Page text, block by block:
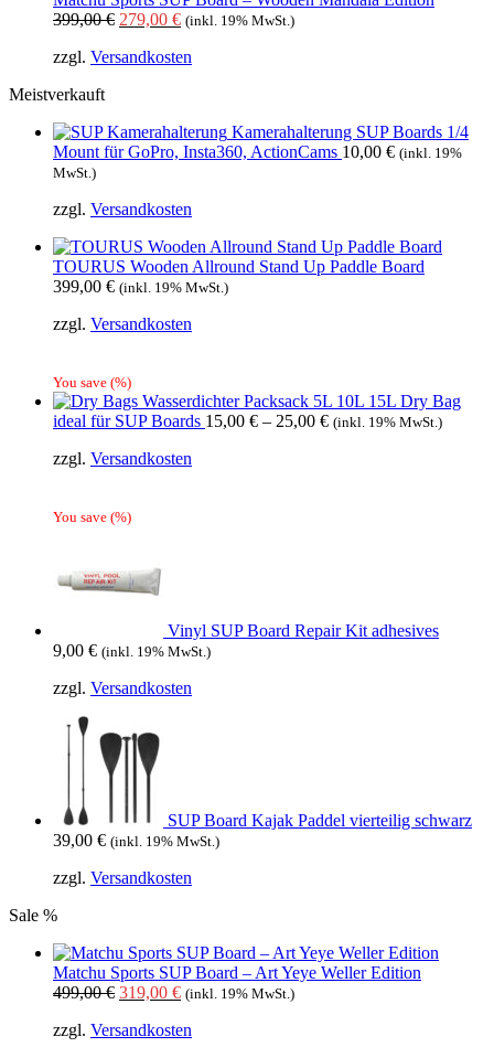
399,00€ Ursprünglicher
war:
279,00 €Aktueller
ist:
(inkl. 19% MwSt.)
zzgl. Versandkosten
Meistverkauft
Kamerahalterung SUP Boards 1/4
Mount für GoPro, Insta360, ActionCams 10,00 € (inkl. 19%
MwSt.)
zzgl. Versandkosten
TOURUS Wooden Allround Stand Up Paddle Board
399,00 € (inkl. 19% MwSt.)
zzgl. Versandkosten
You save (%)
Wasserdichter Packsack 5L 10L 15L Dry Bag
ideal für SUP Boards 15,00 € – 25,00 € (inkl. 19% MwSt.)
zzgl. Versandkosten
You save (%)
Vinyl SUP Board Repair Kit adhesives
9,00 € (inkl. 19% MwSt.)
zzgl. Versandkosten
SUP Board Kajak Paddel vierteilig schwarz
39,00 € (inkl. 19% MwSt.)
zzgl. Versandkosten
Sale %
Matchu Sports SUP Board – Art Yeye Weller Edition
499,00€ Ursprünglicher
war:
319,00 €Aktueller
ist:
(inkl. 19% MwSt.)
zzgl. Versandkosten